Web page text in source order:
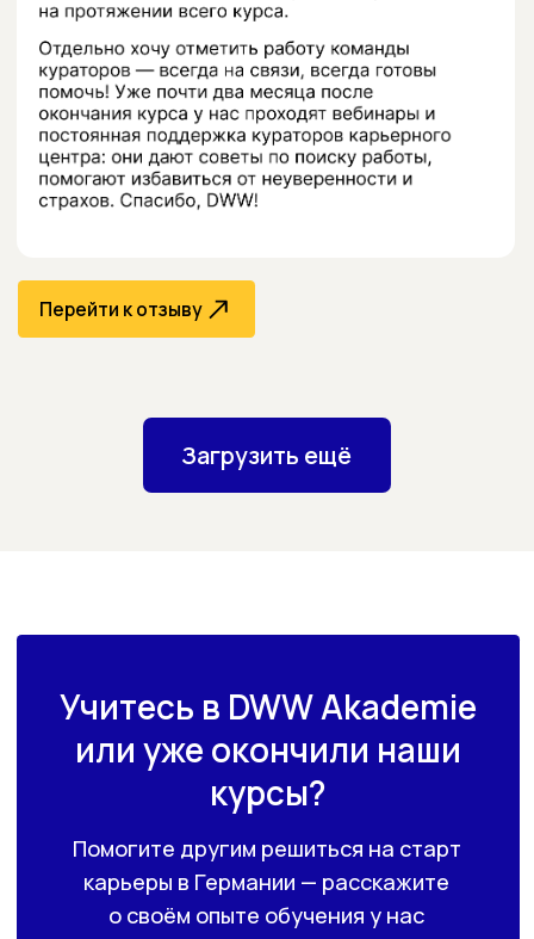
Перейти к отзыву
Перейти к отзыву
Перейти к отзыву
Privacy Policy
Cookie Policy
hr@itcareerhub
Телефон
+49 32212238837
Адрес
Hafenweg 16, 48155 Münster, Deutschland